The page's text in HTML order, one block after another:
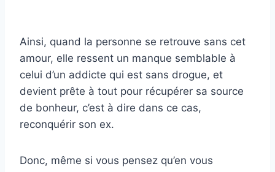
Ainsi, quand la personne se retrouve sans cet
amour, elle ressent un manque semblable à
celui d’un addicte qui est sans drogue, et
devient prête à tout pour récupérer sa source
de bonheur, c’est à dire dans ce cas,
reconquérir son ex.
Donc, même si vous pensez qu’en vous